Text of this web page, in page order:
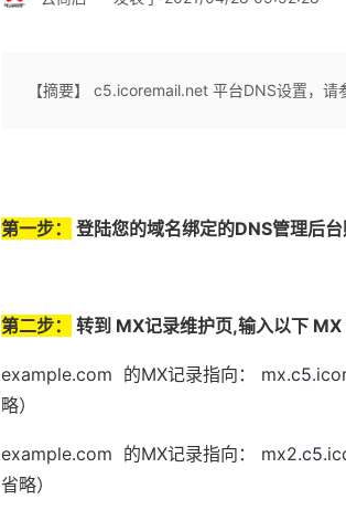
【摘要】 c5.icoremail.net 平台DNS设置，请
第一步： 登陆您的域名绑定的DNS管理后台
第二步： 转到 MX记录维护页,输入以下 MX
example.com 的MX记录指向： mx.c5
略）
example.com 的MX记录指向： mx2.c5
省略）